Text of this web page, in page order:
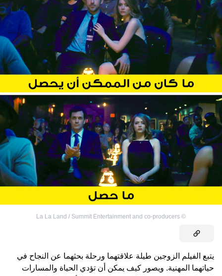
©
La La Land / Summit Entertainment and co-producers
يتبع الفيلم الزوجين طيلة علاقتهما ورحلة بحثهما عن النجاح في
حياتهما المهنية. ويصور كيف يمكن أن تؤدي الحياة والمسارات